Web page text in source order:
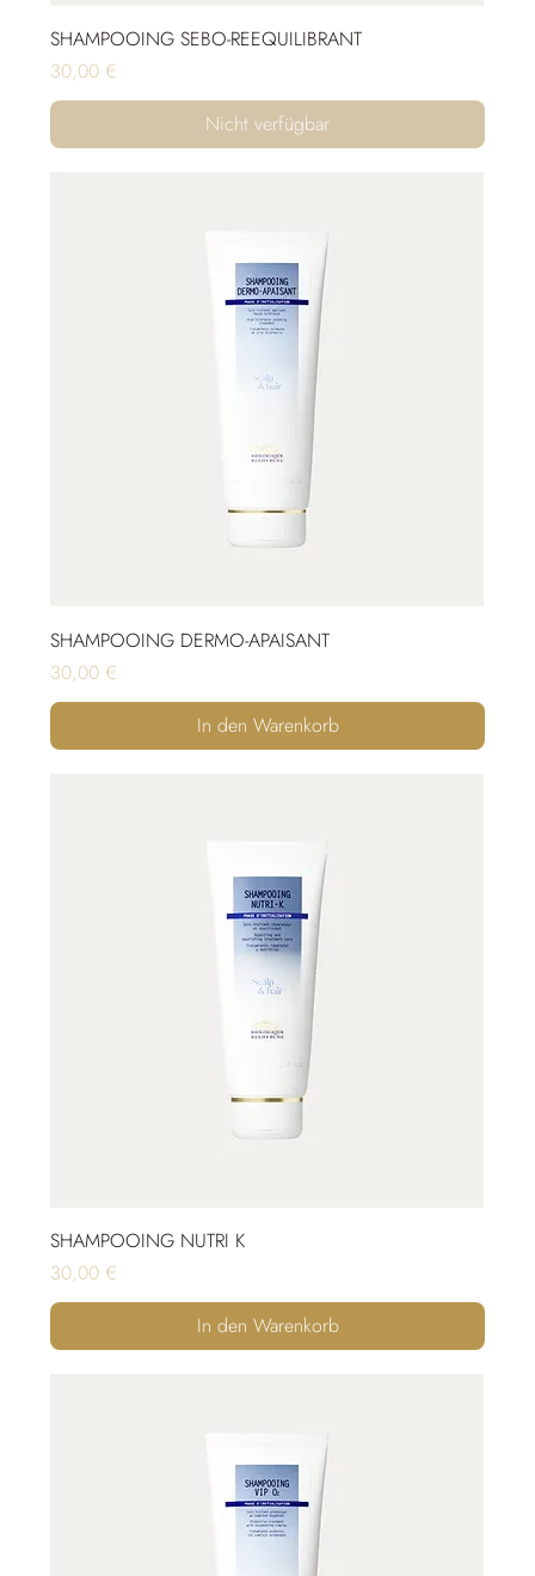
SHAMPOOING SEBO-REEQUILIBRANT
Preis
30,00 €
Nicht verfügbar
SHAMPOOING DERMO-APAISANT
Preis
30,00 €
In den Warenkorb
SHAMPOOING NUTRI K
Preis
30,00 €
In den Warenkorb